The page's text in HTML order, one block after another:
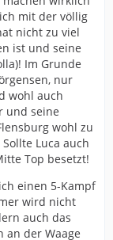
mit der völlig
nicht zu viel
ist und seine
Im Grunde
nur
wohl auch
und seine
wohl zu
Luca auch
Top besetzt!
einen 5-Kampf
wird nicht
auch das
an der Waage